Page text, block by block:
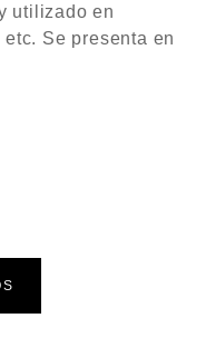
utilizado en
Se presenta en